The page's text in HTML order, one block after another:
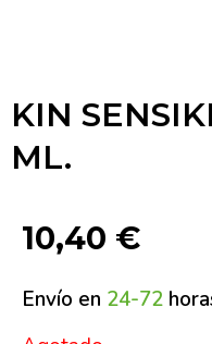
KIN
ML.
10,40 €
Envío en 24-72